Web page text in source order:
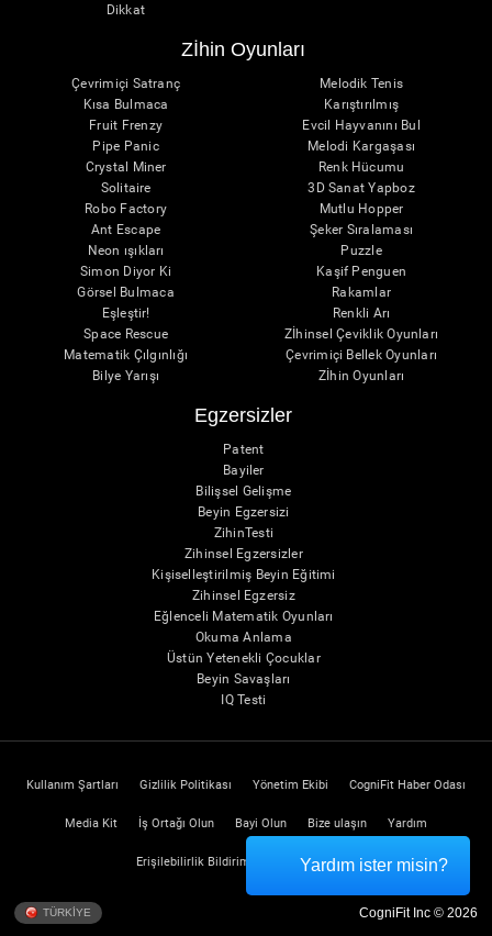
Dikkat
Zİhin Oyunları
Çevrimiçi Satranç
Kısa Bulmaca
Fruit Frenzy
Pipe Panic
Crystal Miner
Solitaire
Robo Factory
Ant Escape
Neon ışıkları
Simon Diyor Ki
Görsel Bulmaca
Eşleştir!
Space Rescue
Matematik Çılgınlığı
Bilye Yarışı
Melodik Tenis
Karıştırılmış
Evcil Hayvanını Bul
Melodi Kargaşası
Renk Hücumu
3D Sanat Yapboz
Mutlu Hopper
Şeker Sıralaması
Puzzle
Kaşif Penguen
Rakamlar
Renkli Arı
Zİhinsel Çeviklik Oyunları
Çevrimiçi Bellek Oyunları
Zİhin Oyunları
Egzersizler
Patent
Bayiler
Bilişsel Gelişme
Beyin Egzersizi
ZihinTesti
Zihinsel Egzersizler
Kişiselleştirilmiş Beyin Eğitimi
Zihinsel Egzersiz
Eğlenceli Matematik Oyunları
Okuma Anlama
Üstün Yetenekli Çocuklar
Beyin Savaşları
IQ Testi
Kullanım Şartları Gizlilik Politikası Yönetim Ekibi CogniFit Haber Odası
Media Kit İş Ortağı Olun Bayi Olun Bize ulaşın Yardım
Erişilebilirlik Bildirimi Güven Merkezi
TÜRKİYE CogniFit Inc © 2026
Yardım ister misin?